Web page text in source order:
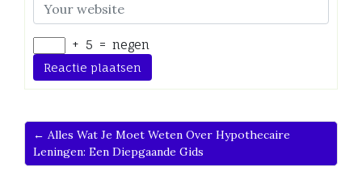
+ 5 = negen
← Alles Wat Je Moet Weten Over Hypothecaire
Leningen: Een Diepgaande Gids